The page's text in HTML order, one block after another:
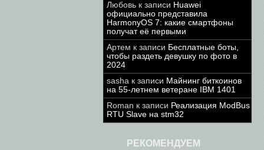
Любовь к записи Huawei
официально представила
HarmonyOS 7: какие смартфоны
получат её первыми
Артем к записи Бесплатные боты,
чтобы раздеть девушку по фото в
2024
sasha к записи Майнинг биткоинов
на 55-летнем ветеране IBM 1401
Roman к записи Реализация ModBus
RTU Slave на stm32
РЕКОМЕНДУЕМ